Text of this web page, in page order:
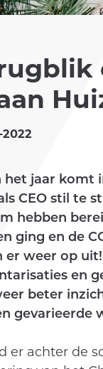
2022
het jaar komt
CEO stil te
hebben
ging en de
er weer op
en
beter
gevarieerde
er achter de